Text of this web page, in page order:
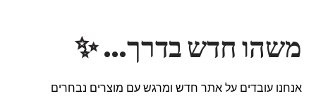
משהו חדש בדרך… ✨
אנחנו עובדים על אתר חדש ומרגש עם מוצרים נבחרים